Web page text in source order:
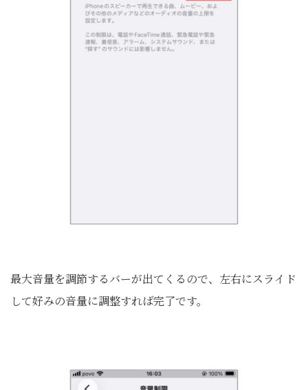
最大音量を調節するバーが出てくるので、左右にスライド
して好みの音量に調整すれば完了です。